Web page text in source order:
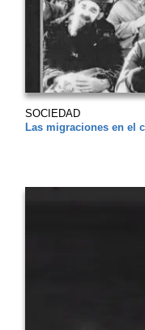
SOCIEDAD
Las migraciones en el